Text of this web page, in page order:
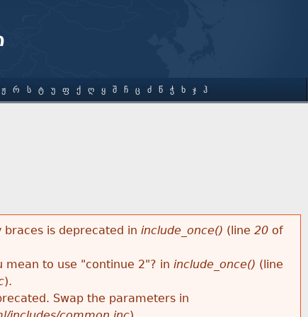
is deprecated in include_once() (line 20of
to use "continue 2"? in include_once() (line
).
Swap the parameters in
Ჟ Რ Ს Ტ Უ Ფ Ქ Ღ Ყ Შ Ჩ Ც Ძ Წ Ჭ Ხ Ჯ Ჰ